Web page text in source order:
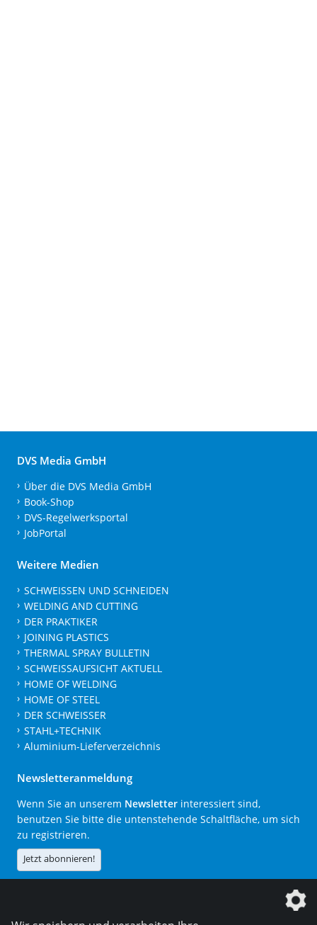
DVS Media GmbH
Über die DVS Media GmbH
Book-Shop
DVS-Regelwerksportal
JobPortal
Weitere Medien
SCHWEISSEN UND SCHNEIDEN
WELDING AND CUTTING
DER PRAKTIKER
JOINING PLASTICS
THERMAL SPRAY BULLETIN
SCHWEISSAUFSICHT AKTUELL
HOME OF WELDING
HOME OF STEEL
DER SCHWEISSER
STAHL+TECHNIK
Aluminium-Lieferverzeichnis
Newsletteranmeldung
Wenn Sie an unserem Newsletter interessiert sind,
benutzen Sie bitte die untenstehende Schaltfläche, um sich
zu registrieren.
Jetzt abonnieren!
Die DVS Media GmbH ist ein Unternehmen der